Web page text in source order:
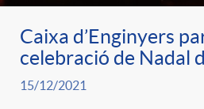
g
o
Caixa d’Enginyers
celebració de Nadal
15/12/2021